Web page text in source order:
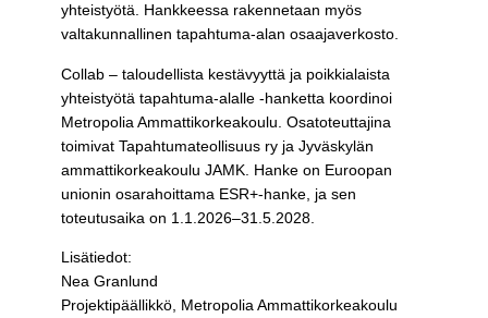
yhteistyötä. Hankkeessa rakennetaan myös
valtakunnallinen tapahtuma-alan osaajaverkosto.
Collab – taloudellista kestävyyttä ja poikkialaista
yhteistyötä tapahtuma-alalle -hanketta koordinoi
Metropolia Ammattikorkeakoulu. Osatoteuttajina
toimivat Tapahtumateollisuus ry ja Jyväskylän
ammattikorkeakoulu JAMK. Hanke on Euroopan
unionin osarahoittama ESR+-hanke, ja sen
toteutusaika on 1.1.2026–31.5.2028.
Lisätiedot:
Nea Granlund
Projektipäällikkö, Metropolia Ammattikorkeakoulu